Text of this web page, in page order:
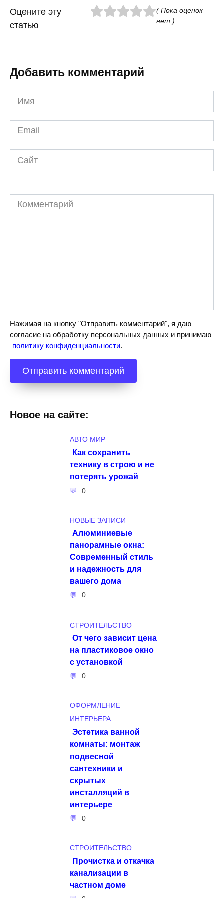
Оцените эту
статью
( Пока оценок
нет )
Добавить комментарий
Имя
*
Email
*
Сайт
Комментарий
Нажимая на кнопку "Отправить комментарий", я даю
согласие на обработку персональных данных и принимаю
политику конфиденциальности.
Новое на сайте:
АВТО МИР
Как сохранить
технику в строю и не
потерять урожай
0
НОВЫЕ ЗАПИСИ
Алюминиевые
панорамные окна:
Современный стиль
и надежность для
вашего дома
0
СТРОИТЕЛЬСТВО
От чего зависит цена
на пластиковое окно
с установкой
0
ОФОРМЛЕНИЕ
ИНТЕРЬЕРА
Эстетика ванной
комнаты: монтаж
подвесной
сантехники и
скрытых
инсталляций в
интерьере
0
СТРОИТЕЛЬСТВО
Прочистка и откачка
канализации в
частном доме